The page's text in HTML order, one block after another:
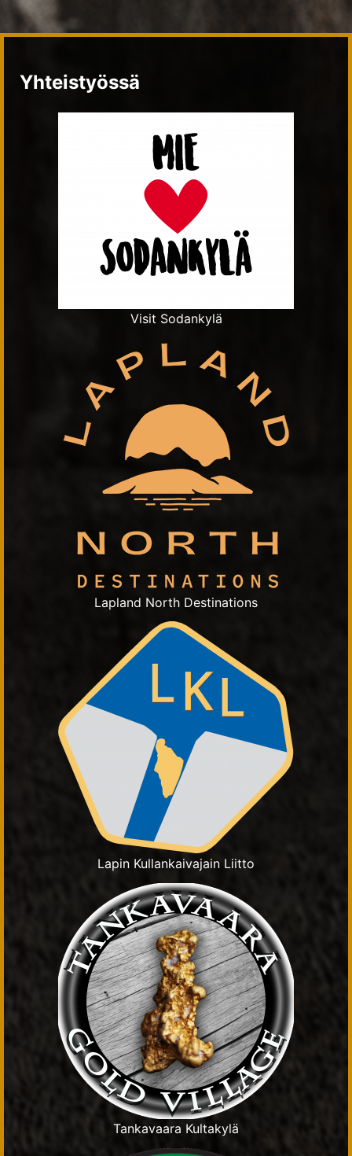
Yhteistyössä
Visit Sodankylä
Lapland North Destinations
Lapin Kullankaivajain Liitto
Tankavaara Kultakylä